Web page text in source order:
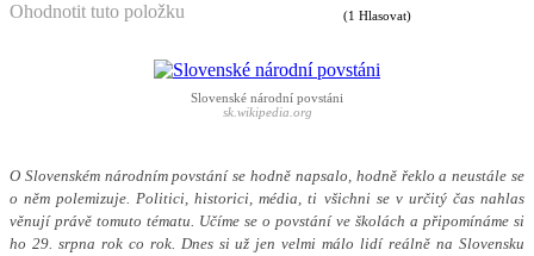
Ohodnotit tuto položku (1 Hlasovat)
Slovenské národní povstáni
sk.wikipedia.org
O Slovenském národním povstání se hodně napsalo, hodně řeklo a neustále se
o něm polemizuje. Politici, historici, média, ti všichni se v určitý čas nahlas
věnují právě tomuto tématu. Učíme se o povstání ve školách a připomínáme si
ho 29. srpna rok co rok. Dnes si už jen velmi málo lidí reálně na Slovensku